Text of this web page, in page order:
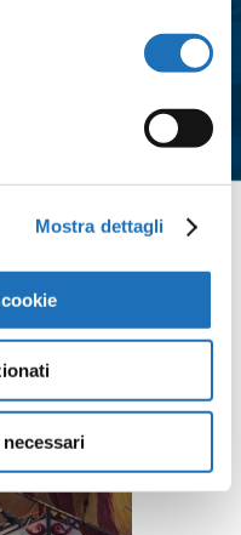
Mostra dettagli
alla